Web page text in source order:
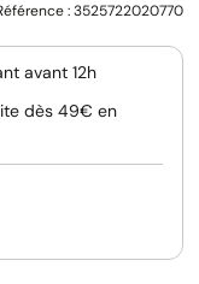
:3525722020770
avant 12h
dès 49€ en